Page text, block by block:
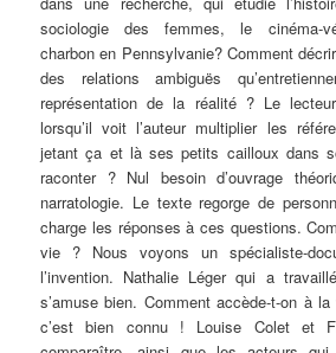
sociologie des femmes, le cinéma-
charbon en Pennsylvanie? Comment
des relations ambiguës
représentation de la réalité ? Le
lorsqu’il voit l’auteur multiplier les
jetant ça et là ses petits cailloux dans
raconter ? Nul besoin d’ouvrage
narratologie. Le texte regorge de
charge les réponses à ces questions.
vie ? Nous voyons un spécialiste-
l’invention. Nathalie Léger qui a
s’amuse bien. Comment accède-t-on à
c’est bien connu ! Louise Colet et